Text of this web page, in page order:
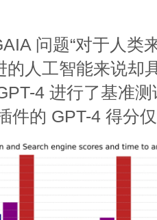
问题“对于人类
人工智能来说却
4 进行了基准
件的 GPT-4 得分